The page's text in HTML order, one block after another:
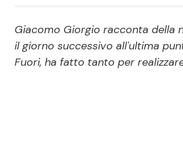
Persone Scomparse
Politica Reality
Giacomo Giorgio racconta della
il giorno successivo all'ultima
Fuori, ha fatto tanto per